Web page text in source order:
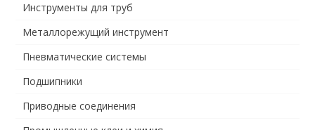
Инструменты для труб
Металлорежущий инструмент
Пневматические системы
Подшипники
Приводные соединения